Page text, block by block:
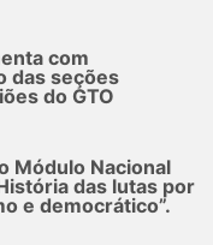
com
das seções
do GTO
Módulo Nacional
das lutas por
e democrático”.